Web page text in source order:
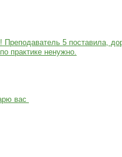
5 поставила,
практике ненужно.
вас